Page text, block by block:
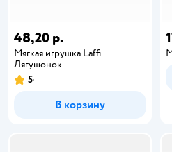
48,20 р.
Мягкая игрушка Laffi
Лягушонок
5
В корзину